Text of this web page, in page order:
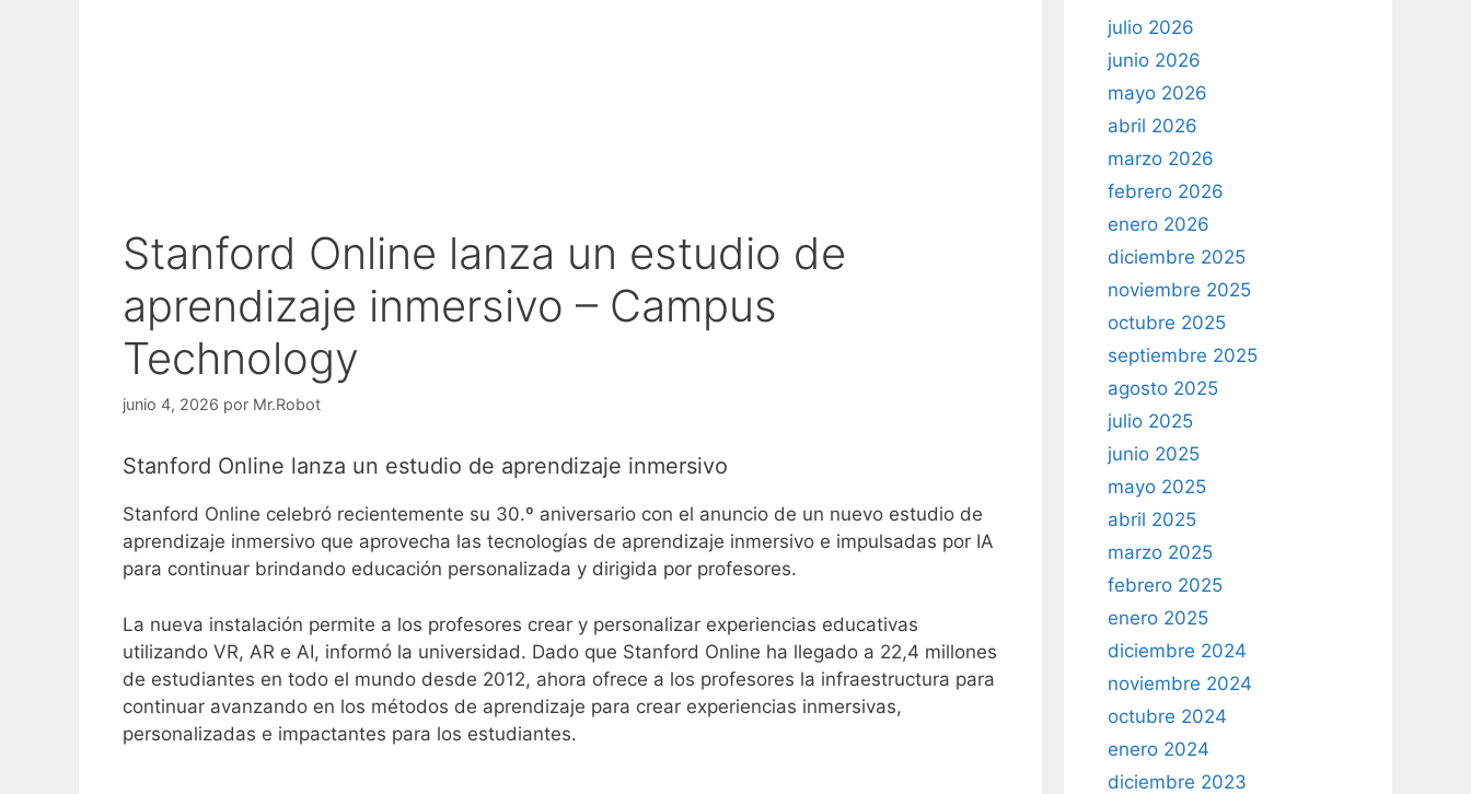
Stanford Online lanza un estudio de
aprendizaje inmersivo – Campus
Technology
junio 4, 2026 por Mr.Robot
Stanford Online lanza un estudio de aprendizaje inmersivo
Stanford Online celebró recientemente su 30.º aniversario con el anuncio de un nuevo estudio de
aprendizaje inmersivo que aprovecha las tecnologías de aprendizaje inmersivo e impulsadas por IA
para continuar brindando educación personalizada y dirigida por profesores.
La nueva instalación permite a los profesores crear y personalizar experiencias educativas
utilizando VR, AR e AI, informó la universidad. Dado que Stanford Online ha llegado a 22,4 millones
de estudiantes en todo el mundo desde 2012, ahora ofrece a los profesores la infraestructura para
continuar avanzando en los métodos de aprendizaje para crear experiencias inmersivas,
personalizadas e impactantes para los estudiantes.
julio 2026
junio 2026
mayo 2026
abril 2026
marzo 2026
febrero 2026
enero 2026
diciembre 2025
noviembre 2025
octubre 2025
septiembre 2025
agosto 2025
julio 2025
junio 2025
mayo 2025
abril 2025
marzo 2025
febrero 2025
enero 2025
diciembre 2024
noviembre 2024
octubre 2024
enero 2024
diciembre 2023